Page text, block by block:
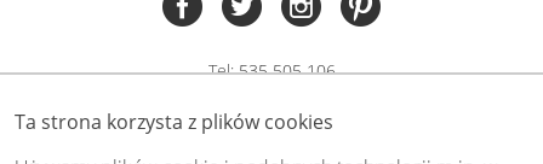
Ta strona korzysta z plików cookies
Tel:535 505 106
biuro@swiat-obrazow.pl